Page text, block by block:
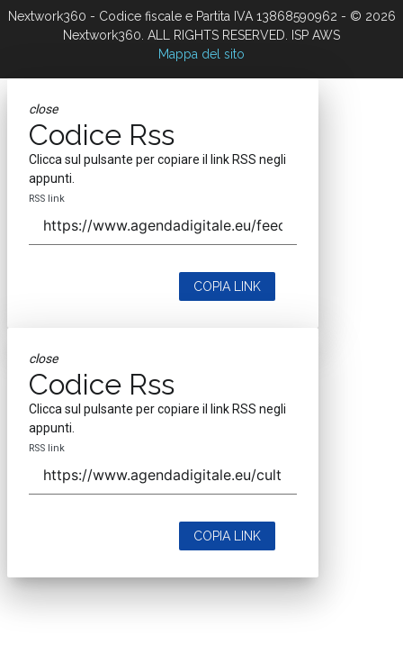
Nextwork360 - Codice fiscale e Partita IVA 13868590962 - © 2026
Nextwork360. ALL RIGHTS RESERVED. ISP AWS
Mappa del sito
close
Codice Rss
Clicca sul pulsante per copiare il link RSS negli
appunti.
RSS link
COPIA LINK
close
Codice Rss
Clicca sul pulsante per copiare il link RSS negli
appunti.
RSS link
COPIA LINK